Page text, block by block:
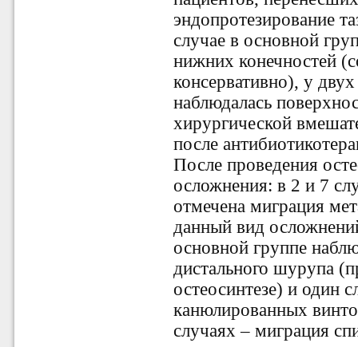
эндопротезирование
случае в основной
нижних конечностей
консервативно), у
наблюдалась
хирургической
после
После проведения
осложнения: в 2 и 7
отмечена миграция
данный вид
основной группе
дистального шурупа
остеосинтезе) и один
канюлированных
случаях – миграция